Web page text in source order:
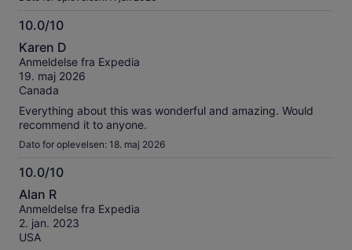
10.0/10
10.0
ud
af
10
Karen D
Anmeldelse fra Expedia
19. maj 2026
Canada
Everything about this was wonderful and amazing. Would
recommend it to anyone.
Dato for oplevelsen: 18. maj 2026
10.0/10
10.0
ud
af
10
Alan R
Anmeldelse fra Expedia
2. jan. 2023
USA